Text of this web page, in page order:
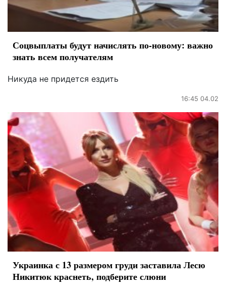
Соцвыплаты будут начислять по-новому: важно
знать всем получателям
Никуда не придется ездить
16:45 04.02
Украинка с 13 размером груди заставила Лесю
Никитюк краснеть, подберите слюни